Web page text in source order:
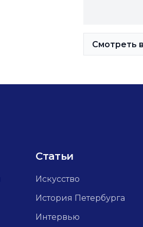
Смотреть
Статьи
Искусство
История Петербурга
Интервью